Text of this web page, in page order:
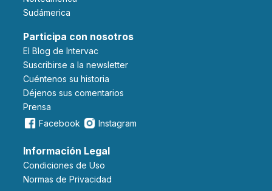
Sudámerica
Participa con nosotros
El Blog de Intervac
Suscribirse a la newsletter
Cuéntenos su historia
Déjenos sus comentarios
Prensa
Facebook
Instagram
Información Legal
Condiciones de Uso
Normas de Privacidad